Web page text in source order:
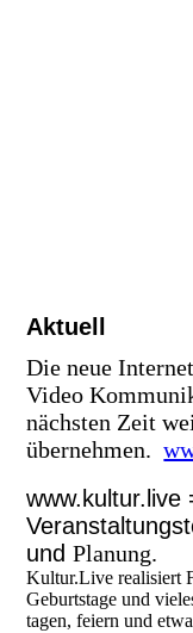
Aktuell
Die neue
Video
nächsten Zeit
übernehmen.
www.kultur.live
undPlanung.
Kultur.Live realisiert
Geburtstage und
tagen, feiern und